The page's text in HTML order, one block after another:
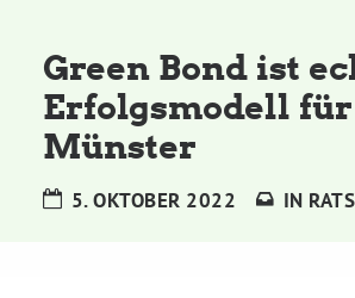
Grünes Zentrum
Personen
Sylvia Rietenberg, MdB
Green Bond ist
Erfolgsmodell für
Münster
5. OKTOBER 2022 IN